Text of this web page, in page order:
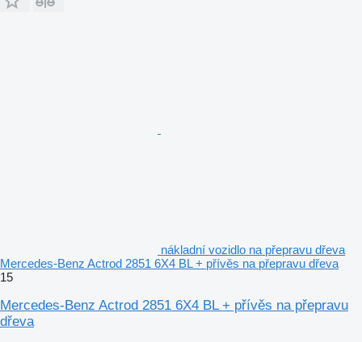
nákladní vozidlo na přepravu dřeva
Mercedes-Benz Actrod 2851 6X4 BL + přívěs na přepravu dřeva
15
Mercedes-Benz Actrod 2851 6X4 BL + přívěs na přepravu
dřeva